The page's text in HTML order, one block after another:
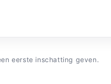
eerste inschatting geven.